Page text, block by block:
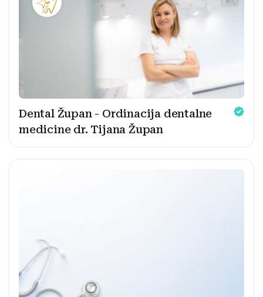
Dental Župan - Ordinacija dentalne
medicine dr. Tijana Župan